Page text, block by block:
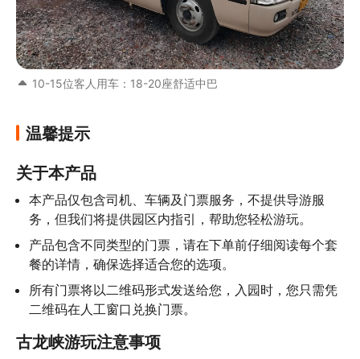
10-15位客人用车：18-20座舒适中巴
温馨提示
关于本产品
本产品仅包含司机、车辆及门票服务，不提供导游服
务，但我们将提供园区内指引，帮助您轻松游玩。
产品包含不同类型的门票，请在下单前仔细阅读每个套
餐的详情，确保选择适合您的选项。
所有门票将以二维码形式发送给您，入园时，您只需凭
二维码在人工窗口兑换门票。
古龙峡游玩注意事项